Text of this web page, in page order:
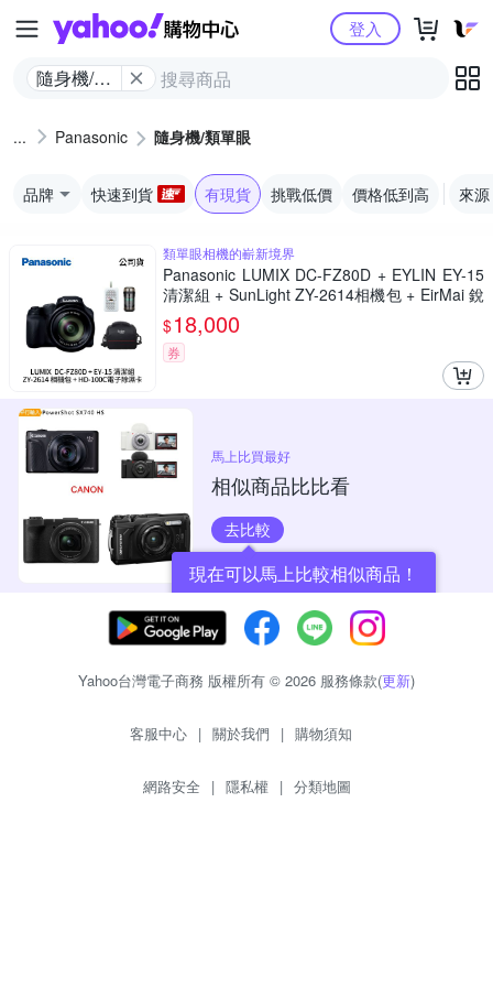
Yahoo購物中心
隨身機/類
登入
Panasonic 隨身機/類單眼
品牌 快速到貨 有現貨 挑戰低價 價格低到高 來源
類單眼相機的嶄新境界
Panasonic LUMIX DC-FZ80D + EYLIN EY-15
清潔組 + SunLight ZY-2614相機包 + EirMai 銳
瑪 HD-100C電子除濕卡 FZ80D (公司貨)
$18,000
券
馬上比買最好
相似商品比比看
去比較
現在可以馬上比較相似商品！
Yahoo台灣電子商務 版權所有 © 2026 服務條款(更新)
客服中心 | 關於我們 | 購物須知
網路安全 | 隱私權 | 分類地圖